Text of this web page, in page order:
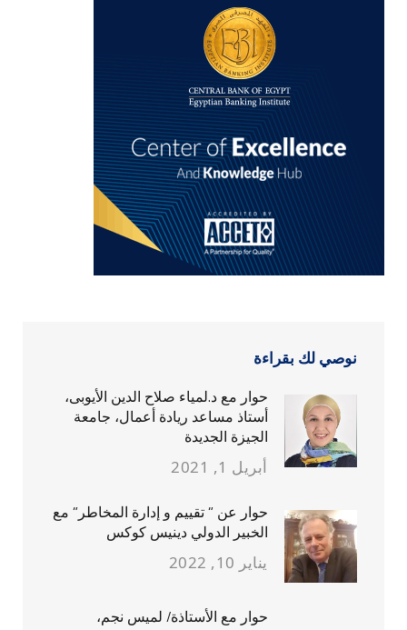
نوصي لك بقراءة
حوار مع د.لمياء صلاح الدين الأيوبى،
أستاذ مساعد ريادة أعمال، جامعة
الجيزة الجديدة
أبريل 1, 2021
حوار عن ” تقييم و إدارة المخاطر” مع
الخبير الدولي دينيس كوكس
يناير 10, 2022
حوار مع الأستاذة/ لميس نجم،